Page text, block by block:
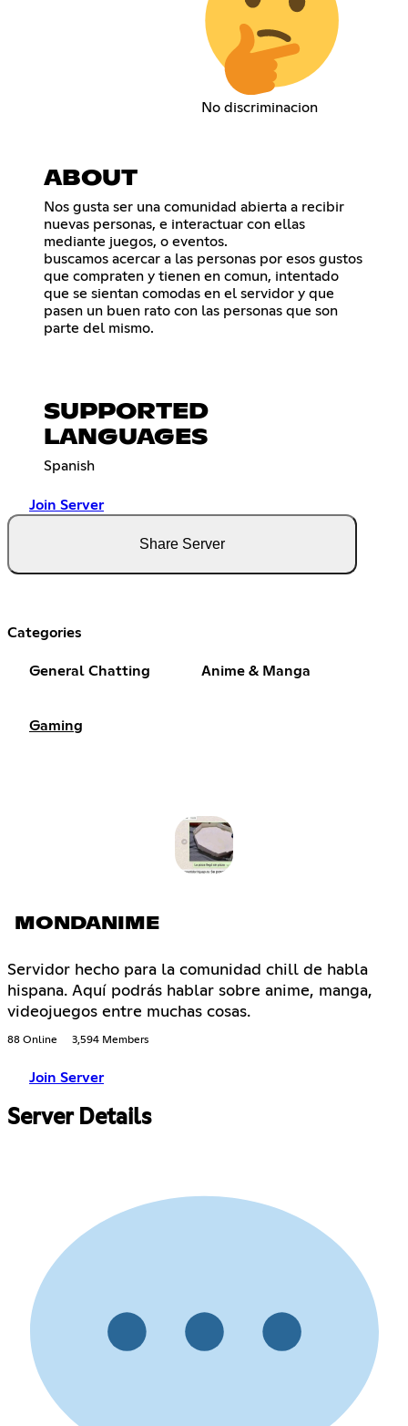
No discriminacion
ABOUT
Nos gusta ser una comunidad abierta a recibir
nuevas personas, e interactuar con ellas
mediante juegos, o eventos.
buscamos acercar a las personas por esos gustos
que compraten y tienen en comun, intentado
que se sientan comodas en el servidor y que
pasen un buen rato con las personas que son
parte del mismo.
SUPPORTED
LANGUAGES
Spanish
Join Server
Share Server
Categories
General Chatting Anime & Manga
Gaming
MONDANIME
Servidor hecho para la comunidad chill de habla
hispana. Aquí podrás hablar sobre anime, manga,
videojuegos entre muchas cosas.
88 Online 3,594 Members
Join Server
Server Details